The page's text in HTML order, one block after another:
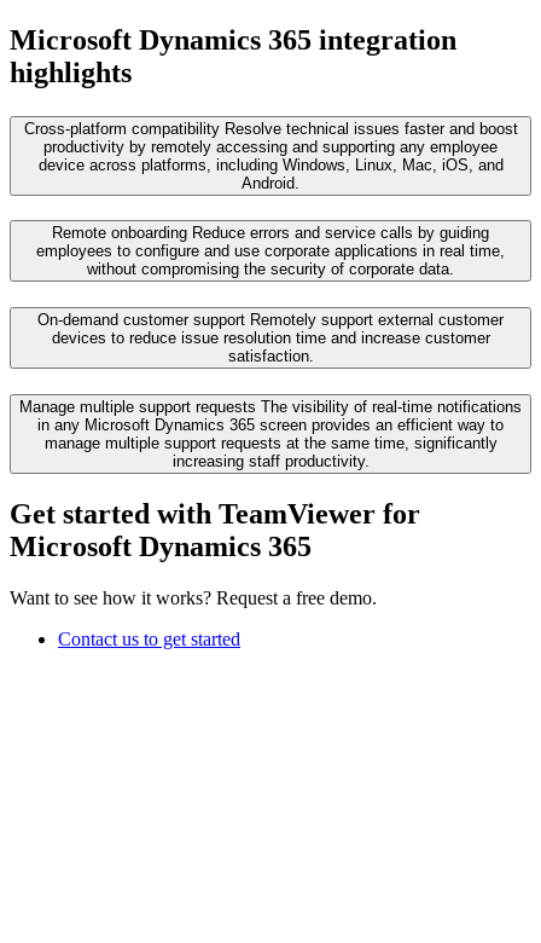
Microsoft Dynamics 365 integration
highlights
Cross-platform compatibility Resolve technical issues faster and boost
productivity by remotely accessing and supporting any employee
device across platforms, including Windows, Linux, Mac, iOS, and
Android.
Remote onboarding Reduce errors and service calls by guiding
employees to configure and use corporate applications in real time,
without compromising the security of corporate data.
On-demand customer support Remotely support external customer
devices to reduce issue resolution time and increase customer
satisfaction.
Manage multiple support requests The visibility of real-time notifications
in any Microsoft Dynamics 365 screen provides an efficient way to
manage multiple support requests at the same time, significantly
increasing staff productivity.
Get started with TeamViewer for
Microsoft Dynamics 365
Want to see how it works? Request a free demo.
Contact us to get started